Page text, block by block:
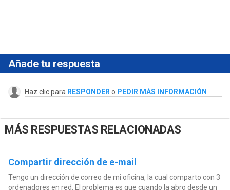
Añade tu respuesta
Haz clic para RESPONDER o PEDIR MÁS INFORMACIÓN
MÁS RESPUESTAS RELACIONADAS
Compartir dirección de e-mail
Tengo un dirección de correo de mi oficina, la cual comparto con 3
ordenadores en red. El problema es que cuando la abro desde un